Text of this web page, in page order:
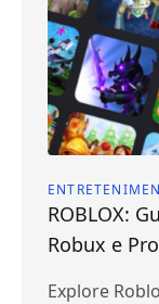
ROBLOX:
Robux e
Explore